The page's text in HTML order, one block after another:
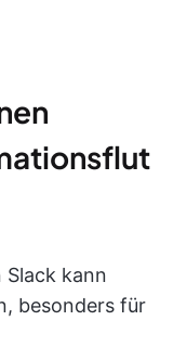
kann
besonders für